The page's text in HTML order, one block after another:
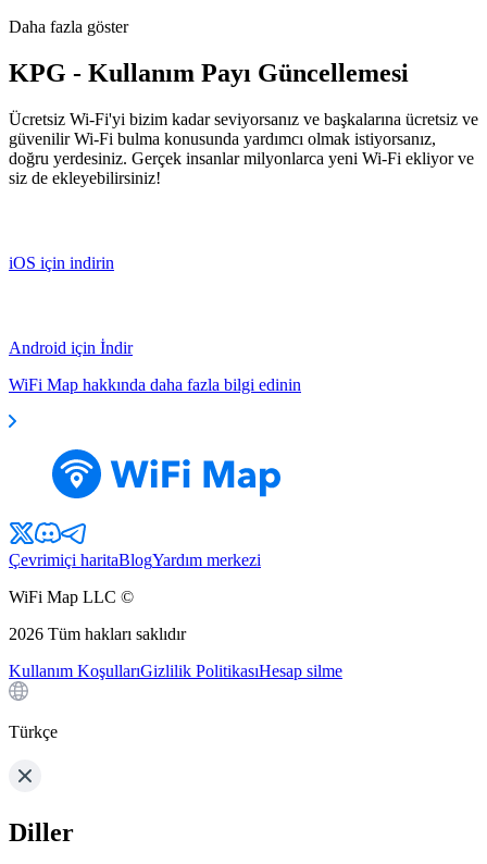
Daha fazla göster
KPG - Kullanım Payı Güncellemesi
Ücretsiz Wi-Fi'yi bizim kadar seviyorsanız ve başkalarına ücretsiz ve
güvenilir Wi-Fi bulma konusunda yardımcı olmak istiyorsanız,
doğru yerdesiniz. Gerçek insanlar milyonlarca yeni Wi-Fi ekliyor ve
siz de ekleyebilirsiniz!
iOS için indirin
Android için İndir
WiFi Map hakkında daha fazla bilgi edinin
Çevrimiçi haritaBlogYardım merkezi
WiFi Map LLC ©
2026 Tüm hakları saklıdır
Kullanım KoşullarıGizlilik PolitikasıHesap silme
Türkçe
Diller